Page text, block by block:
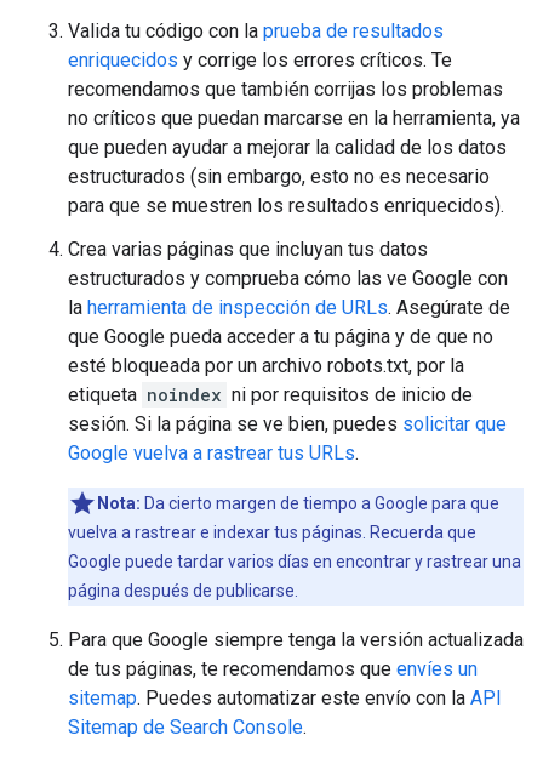
Valida tu código con la prueba de resultados
enriquecidos y corrige los errores críticos. Te
recomendamos que también corrijas los problemas
no críticos que puedan marcarse en la herramienta, ya
que pueden ayudar a mejorar la calidad de los datos
estructurados (sin embargo, esto no es necesario
para que se muestren los resultados enriquecidos).
Crea varias páginas que incluyan tus datos
estructurados y comprueba cómo las ve Google con
la herramienta de inspección de URLs. Asegúrate de
que Google pueda acceder a tu página y de que no
esté bloqueada por un archivo robots.txt, por la
etiqueta noindex ni por requisitos de inicio de
sesión. Si la página se ve bien, puedes solicitar que
Google vuelva a rastrear tus URLs.
Nota: Da cierto margen de tiempo a Google para que
vuelva a rastrear e indexar tus páginas. Recuerda que
Google puede tardar varios días en encontrar y rastrear una
página después de publicarse.
Para que Google siempre tenga la versión actualizada
de tus páginas, te recomendamos que envíes un
sitemap. Puedes automatizar este envío con la API
Sitemap de Search Console.